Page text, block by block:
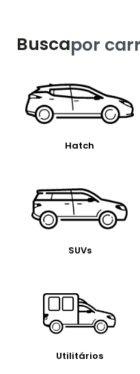
Buscapor
Hatch
SUVs
Utilitários